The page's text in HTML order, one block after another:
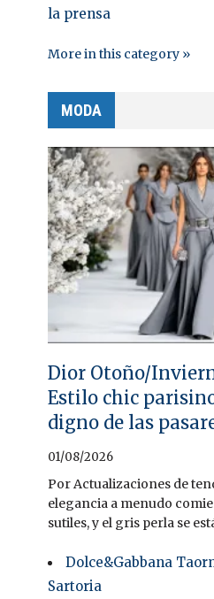
la prensa
More in this category »
MODA
Dior Otoño/
Estilo chic
digno de las
01/08/2026
Por Actualizaciones de
elegancia a menudo
sutiles, y el gris perla se
Dolce&Gabbana
Sartoria